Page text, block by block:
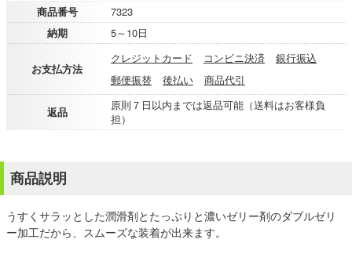
商品番号
7323
納期
5～10日
お支払方法
クレジットカード コンビニ決済
銀行振込
郵便振替
後払い 商品代引
返品
原則７日以内までは返品可能（送料はお客様負
担）
商品説明
うすくサラッとした潤滑剤とたっぷりと濃いゼリー剤のダブルゼリ
ー加工だから、スムーズな装着が出来ます。